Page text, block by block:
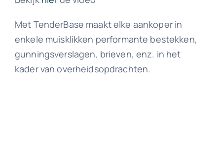
Met TenderBase maakt elke aankoper in
enkele muisklikken performante bestekken,
gunningsverslagen, brieven, enz. in het
kader van overheidsopdrachten.